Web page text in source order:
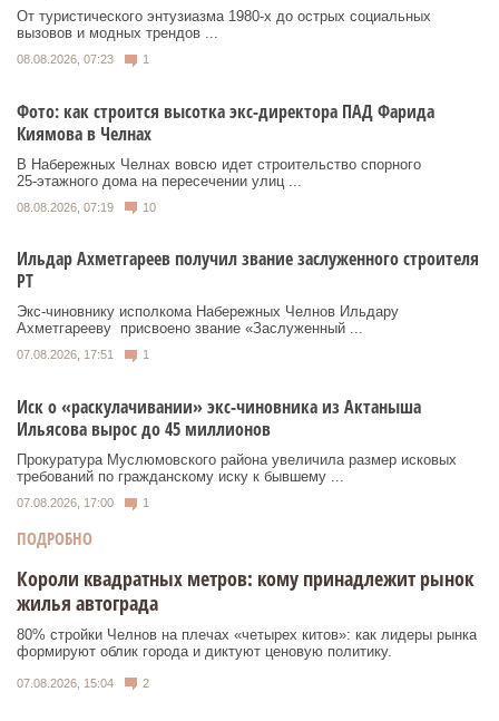
От туристического энтузиазма 1980‑х до острых социальных
вызовов и модных трендов ...
08.08.2026, 07:23 1
Фото: как строится высотка экс-директора ПАД Фарида
Киямова в Челнах
В Набережных Челнах вовсю идет строительство спорного
25‑этажного дома на пересечении улиц ...
08.08.2026, 07:19 10
Ильдар Ахметгареев получил звание заслуженного строителя
РТ
Экс‑чиновнику исполкома Набережных Челнов Ильдару
Ахметгарееву присвоено звание «Заслуженный ...
07.08.2026, 17:51 1
Иск о «раскулачивании» экс-чиновника из Актаныша
Ильясова вырос до 45 миллионов
Прокуратура Муслюмовского района увеличила размер исковых
требований по гражданскому иску к бывшему ...
07.08.2026, 17:00 1
ПОДРОБНО
Короли квадратных метров: кому принадлежит рынок
жилья автограда
80% стройки Челнов на плечах «четырех китов»: как лидеры рынка
формируют облик города и диктуют ценовую политику.
07.08.2026, 15:04 2